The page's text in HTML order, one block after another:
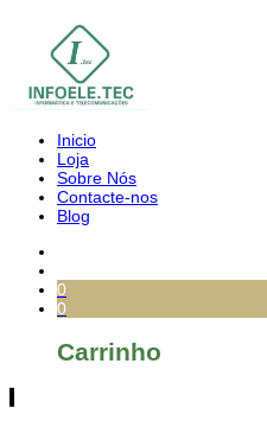
Inicio
Loja
Sobre Nós
Contacte-nos
Blog
0
0
Carrinho